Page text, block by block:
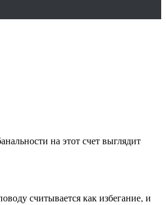
на этот счет выглядит
считывается как избегание, и